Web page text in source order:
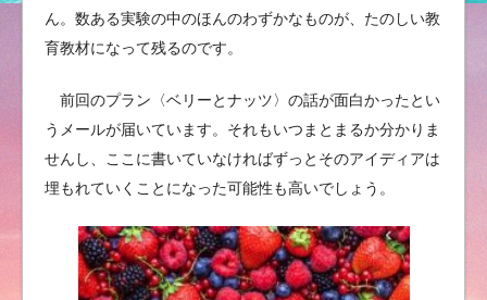
ん。数ある実験の中のほんのわずかなものが、たのしい教
育教材になって残るのです。
前回のプラン〈ベリーとナッツ〉の話が面白かったとい
うメールが届いています。それもいつまとまるか分かりま
せんし、ここに書いていなければずっとそのアイディアは
埋もれていくことになった可能性も高いでしょう。